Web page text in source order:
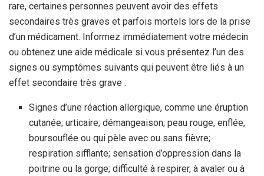
rare, certaines personnes peuvent avoir des effets
secondaires très graves et parfois mortels lors de la prise
d’un médicament. Informez immédiatement votre médecin
ou obtenez une aide médicale si vous présentez l’un des
signes ou symptômes suivants qui peuvent être liés à un
effet secondaire très grave :
Signes d’une réaction allergique, comme une éruption
cutanée; urticaire; démangeaison; peau rouge, enflée,
boursouflée ou qui pèle avec ou sans fièvre;
respiration sifflante; sensation d’oppression dans la
poitrine ou la gorge; difficulté à respirer, à avaler ou à